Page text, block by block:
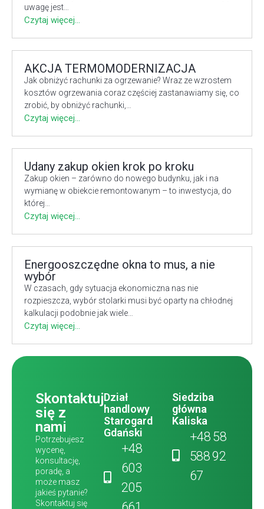
uwagę jest…
Czytaj więcej...
AKCJA TERMOMODERNIZACJA
Jak obniżyć rachunki za ogrzewanie? Wraz ze wzrostem
kosztów ogrzewania coraz częściej zastanawiamy się, co
zrobić, by obniżyć rachunki,…
Czytaj więcej...
Udany zakup okien krok po kroku
Zakup okien – zarówno do nowego budynku, jak i na
wymianę w obiekcie remontowanym – to inwestycja, do
której…
Czytaj więcej...
Energooszczędne okna to mus, a nie
wybór
W czasach, gdy sytuacja ekonomiczna nas nie
rozpieszcza, wybór stolarki musi być oparty na chłodnej
kalkulacji podobnie jak wiele…
Czytaj więcej...
Skontaktuj
się z
nami
Potrzebujesz
wycenę,
konsultację,
poradę, a
może masz
jakieś pytanie?
Skontaktuj się
Dział
handlowy
Starogard
Gdański
+48
603
205
Siedziba
główna
Kaliska
+48 58
588 92
67